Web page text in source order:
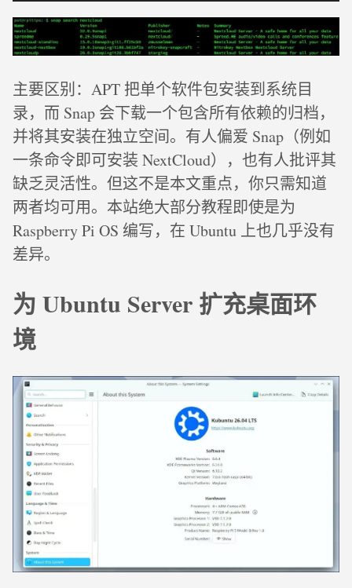
主要区别：APT 把单个软件包安装到系统目
录，而 Snap 会下载一个包含所有依赖的归档，
并将其安装在独立空间。有人偏爱 Snap（例如
一条命令即可安装 NextCloud），也有人批评其
缺乏灵活性。但这不是本文重点，你只需知道
两者均可用。本站绝大部分教程即使是为
Raspberry Pi OS 编写，在 Ubuntu 上也几乎没有
差异。
为 Ubuntu Server 扩充桌面环
境